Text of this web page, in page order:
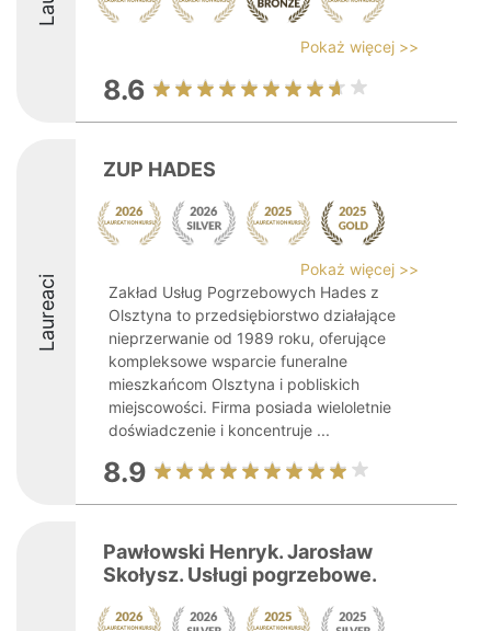
Pokaż więcej >>
8.6
Laureaci
ZUP HADES
Pokaż więcej >>
Zakład Usług Pogrzebowych Hades z
Olsztyna to przedsiębiorstwo działające
nieprzerwanie od 1989 roku, oferujące
kompleksowe wsparcie funeralne
mieszkańcom Olsztyna i pobliskich
miejscowości. Firma posiada wieloletnie
doświadczenie i koncentruje ...
8.9
Pawłowski Henryk. Jarosław
Skołysz. Usługi pogrzebowe.